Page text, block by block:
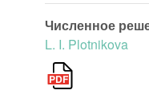
Численное
L. I. Plotnikova